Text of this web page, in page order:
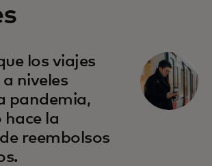
los viajes
niveles
pandemia,
la
reembolsos